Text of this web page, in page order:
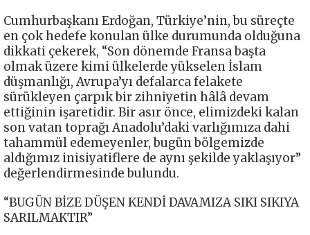
Cumhurbaşkanı Erdoğan, Türkiye’nin, bu süreçte
en çok hedefe konulan ülke durumunda olduğuna
dikkati çekerek, “Son dönemde Fransa başta
olmak üzere kimi ülkelerde yükselen İslam
düşmanlığı, Avrupa’yı defalarca felakete
sürükleyen çarpık bir zihniyetin hâlâ devam
ettiğinin işaretidir. Bir asır önce, elimizdeki kalan
son vatan toprağı Anadolu’daki varlığımıza dahi
tahammül edemeyenler, bugün bölgemizde
aldığımız inisiyatiflere de aynı şekilde yaklaşıyor”
değerlendirmesinde bulundu.
“BUGÜN BİZE DÜŞEN KENDİ DAVAMIZA SIKI SIKIYA
SARILMAKTIR”